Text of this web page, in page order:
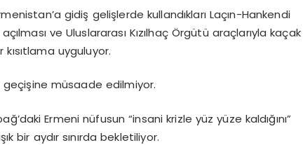
gidiş gelişlerde kullandıkları Laçın-Hankendi
ve Uluslararası Kızılhaç Örgütü araçlarıyla kaçak
uyguluyor.
geçişine müsaade edilmiyor.
Ermeni nüfusun “insani krizle yüz yüze kaldığını”
bir aydır sınırda bekletiliyor.